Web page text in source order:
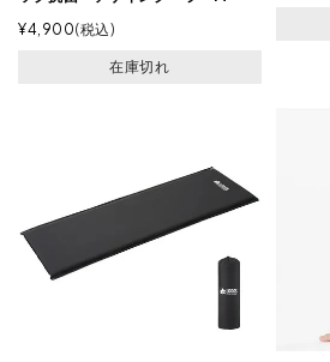
¥4,900 税込
在庫切れ